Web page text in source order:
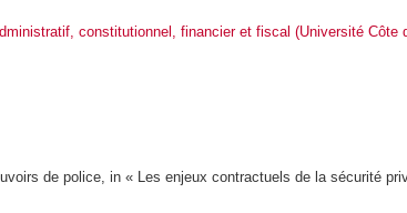
constitutionnel, financier et fiscal (Université Côte
de police, in « Les enjeux contractuels de la sécurité